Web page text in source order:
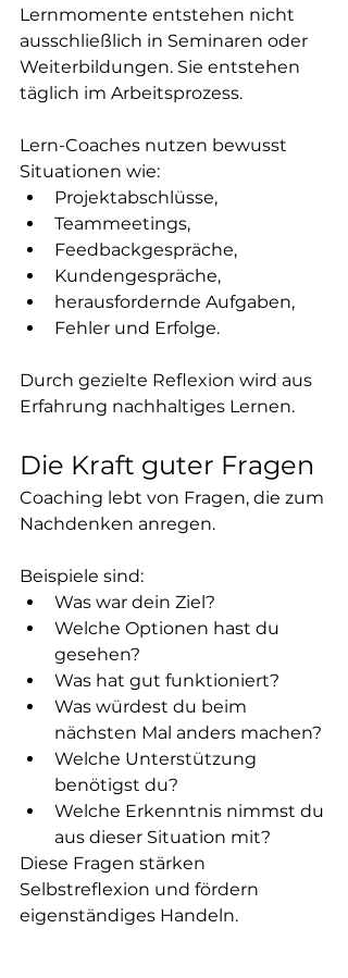
Lernmomente entstehen nicht
ausschließlich in Seminaren oder
Weiterbildungen. Sie entstehen
täglich im Arbeitsprozess.
Lern-Coaches nutzen bewusst
Situationen wie:
Projektabschlüsse,
Teammeetings,
Feedbackgespräche,
Kundengespräche,
herausfordernde Aufgaben,
Fehler und Erfolge.
Durch gezielte Reflexion wird aus
Erfahrung nachhaltiges Lernen.
Die Kraft guter Fragen
Coaching lebt von Fragen, die zum
Nachdenken anregen.
Beispiele sind:
Was war dein Ziel?
Welche Optionen hast du
gesehen?
Was hat gut funktioniert?
Was würdest du beim
nächsten Mal anders machen?
Welche Unterstützung
benötigst du?
Welche Erkenntnis nimmst du
aus dieser Situation mit?
Diese Fragen stärken
Selbstreflexion und fördern
eigenständiges Handeln.